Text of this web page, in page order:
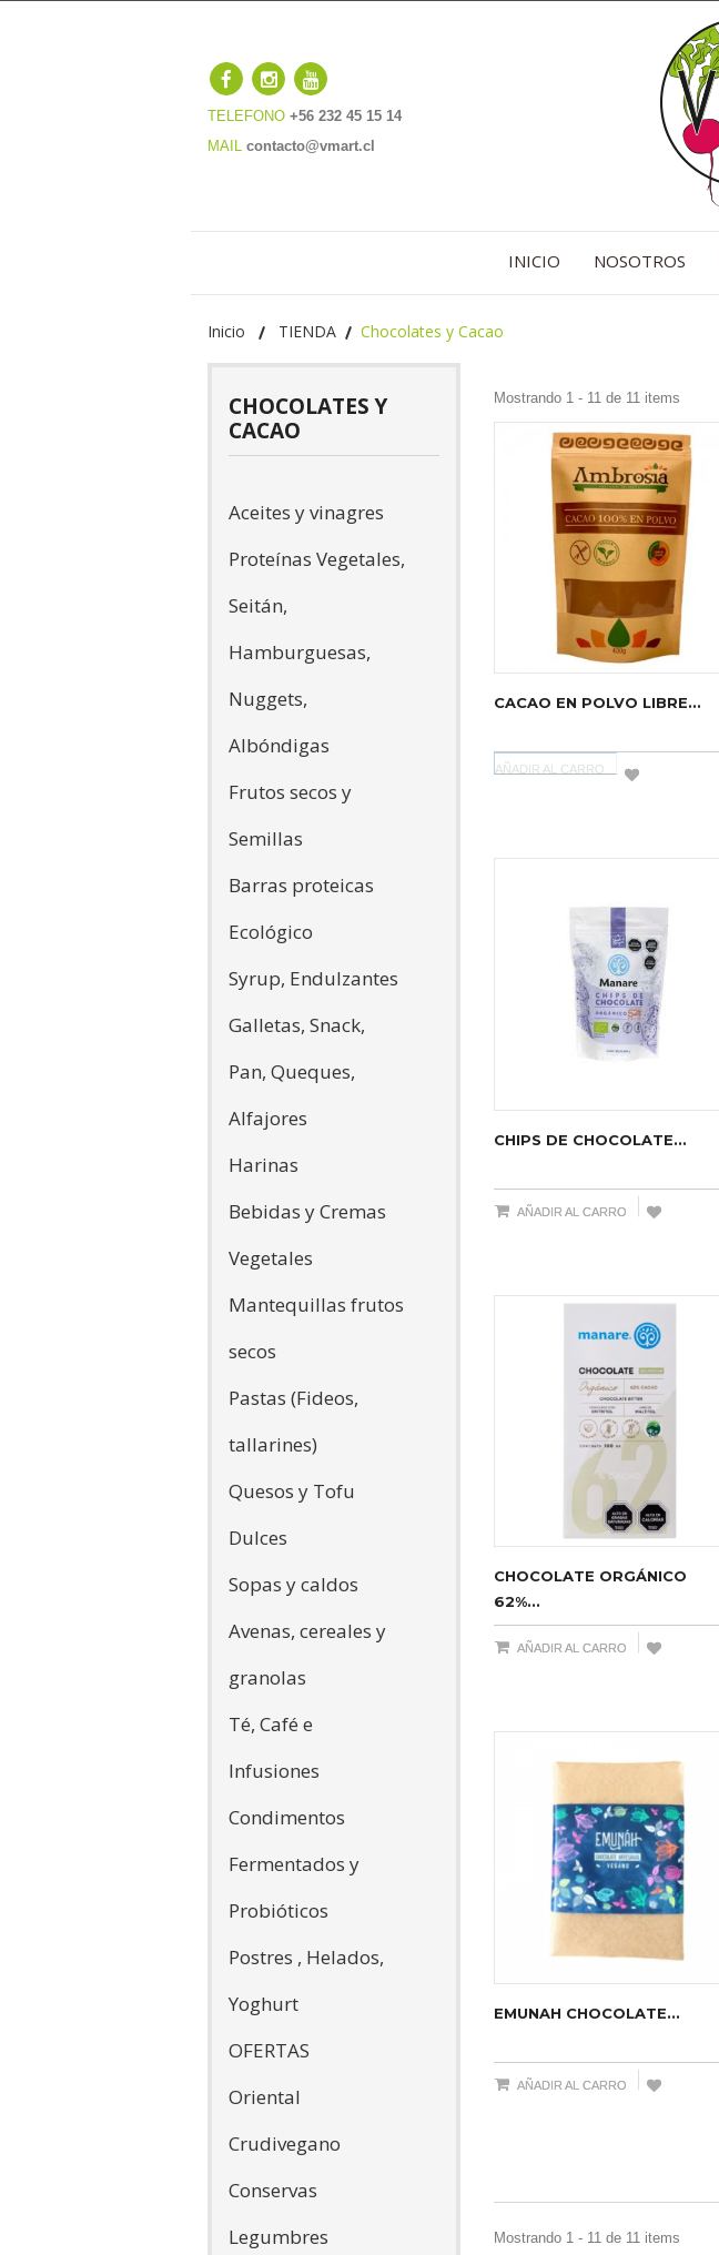
TELEFONO +56 232 45 15 14
MAIL contacto@vmart.cl
INICIO NOSOTROS
Inicio TIENDA Chocolates y Cacao
CHOCOLATES Y
CACAO
Aceites y vinagres
Proteínas Vegetales,
Seitán,
Hamburguesas,
Nuggets,
Albóndigas
Frutos secos y
Semillas
Barras proteicas
Ecológico
Syrup, Endulzantes
Galletas, Snack,
Pan, Queques,
Alfajores
Harinas
Bebidas y Cremas
Vegetales
Mantequillas frutos
secos
Pastas (Fideos,
tallarines)
Quesos y Tofu
Dulces
Sopas y caldos
Avenas, cereales y
granolas
Té, Café e
Infusiones
Condimentos
Fermentados y
Probióticos
Postres , Helados,
Yoghurt
OFERTAS
Oriental
Crudivegano
Conservas
Legumbres
Mostrando 1 - 11 de 11 items
CACAO EN POLVO LIBRE...
AÑADIR AL CARRO
CHIPS DE CHOCOLATE...
AÑADIR AL CARRO
CHOCOLATE ORGÁNICO
62%...
AÑADIR AL CARRO
EMUNAH CHOCOLATE...
AÑADIR AL CARRO
Mostrando 1 - 11 de 11 items